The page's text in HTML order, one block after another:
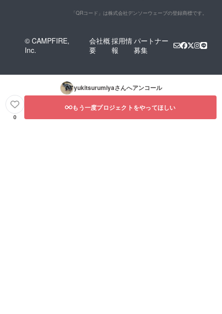
「QRコード」は株式会社デンソーウェーブの登録商標です。
© CAMPFIRE,
Inc.
会社概
要
採用情
報
パートナー
募集
yukitsurumiyaさんへアンコール
0
もう一度プロジェクトをやってほしい